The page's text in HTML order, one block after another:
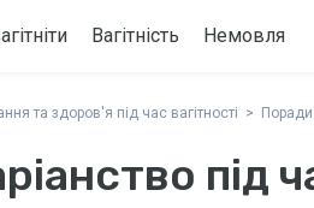
Вагітність Немовля
та здоров'я під час вагітності Поради
під